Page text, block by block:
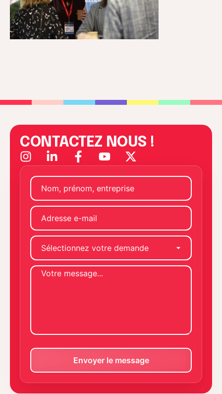
CONTACTEZ NOUS !